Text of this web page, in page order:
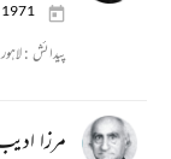
1971
پیدائش :لاہور
مرزا